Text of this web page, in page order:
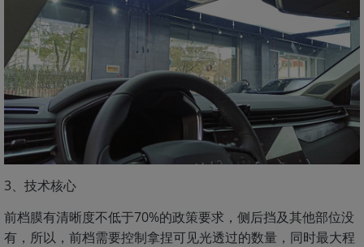
3、技术核心
前档膜有清晰度不低于70%的政策要求，侧后挡及其他部位没
有，所以，前档需要控制拿捏可见光透过的数量，同时最大程